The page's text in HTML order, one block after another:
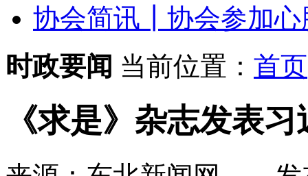
协会简讯┃协会参加心
时政要闻 当前位置： 首页
《求是》杂志发表